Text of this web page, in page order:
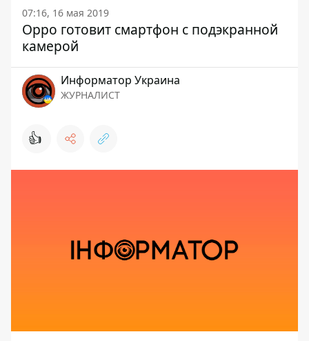
07:16, 16 мая 2019
Oppo готовит смартфон с подэкранной
камерой
Информатор Украина
ЖУРНАЛИСТ
👍